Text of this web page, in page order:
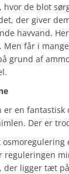
hvor de blot
der giver
havvand.
Men får i
grund af
er en
Der er
reguleringen
der ligger tæt